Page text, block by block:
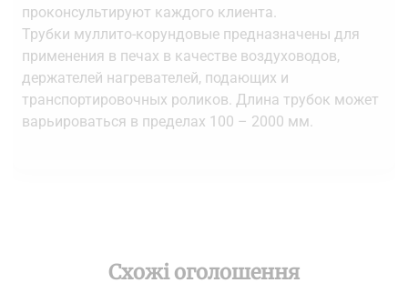
проконсультируют каждого клиента.
Трубки муллито-корундовые предназначены для
применения в печах в качестве воздуховодов,
держателей нагревателей, подающих и
транспортировочных роликов. Длина трубок может
варьироваться в пределах 100 – 2000 мм.
Схожі оголошення